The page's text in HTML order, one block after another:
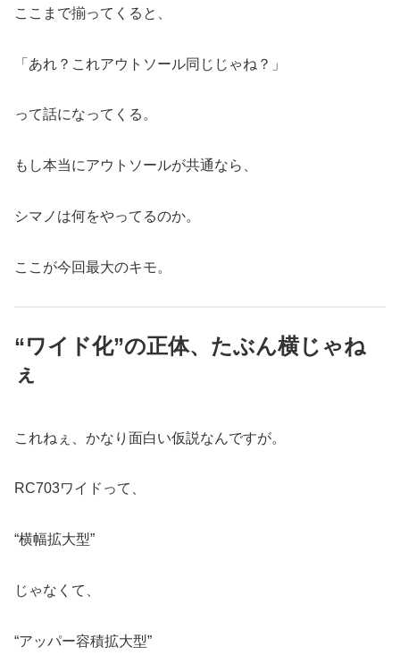
ここまで揃ってくると、
「あれ？これアウトソール同じじゃね？」
って話になってくる。
もし本当にアウトソールが共通なら、
シマノは何をやってるのか。
ここが今回最大のキモ。
“ワイド化”の正体、たぶん横じゃね
ぇ
これねぇ、かなり面白い仮説なんですが。
RC703ワイドって、
“横幅拡大型”
じゃなくて、
“アッパー容積拡大型”